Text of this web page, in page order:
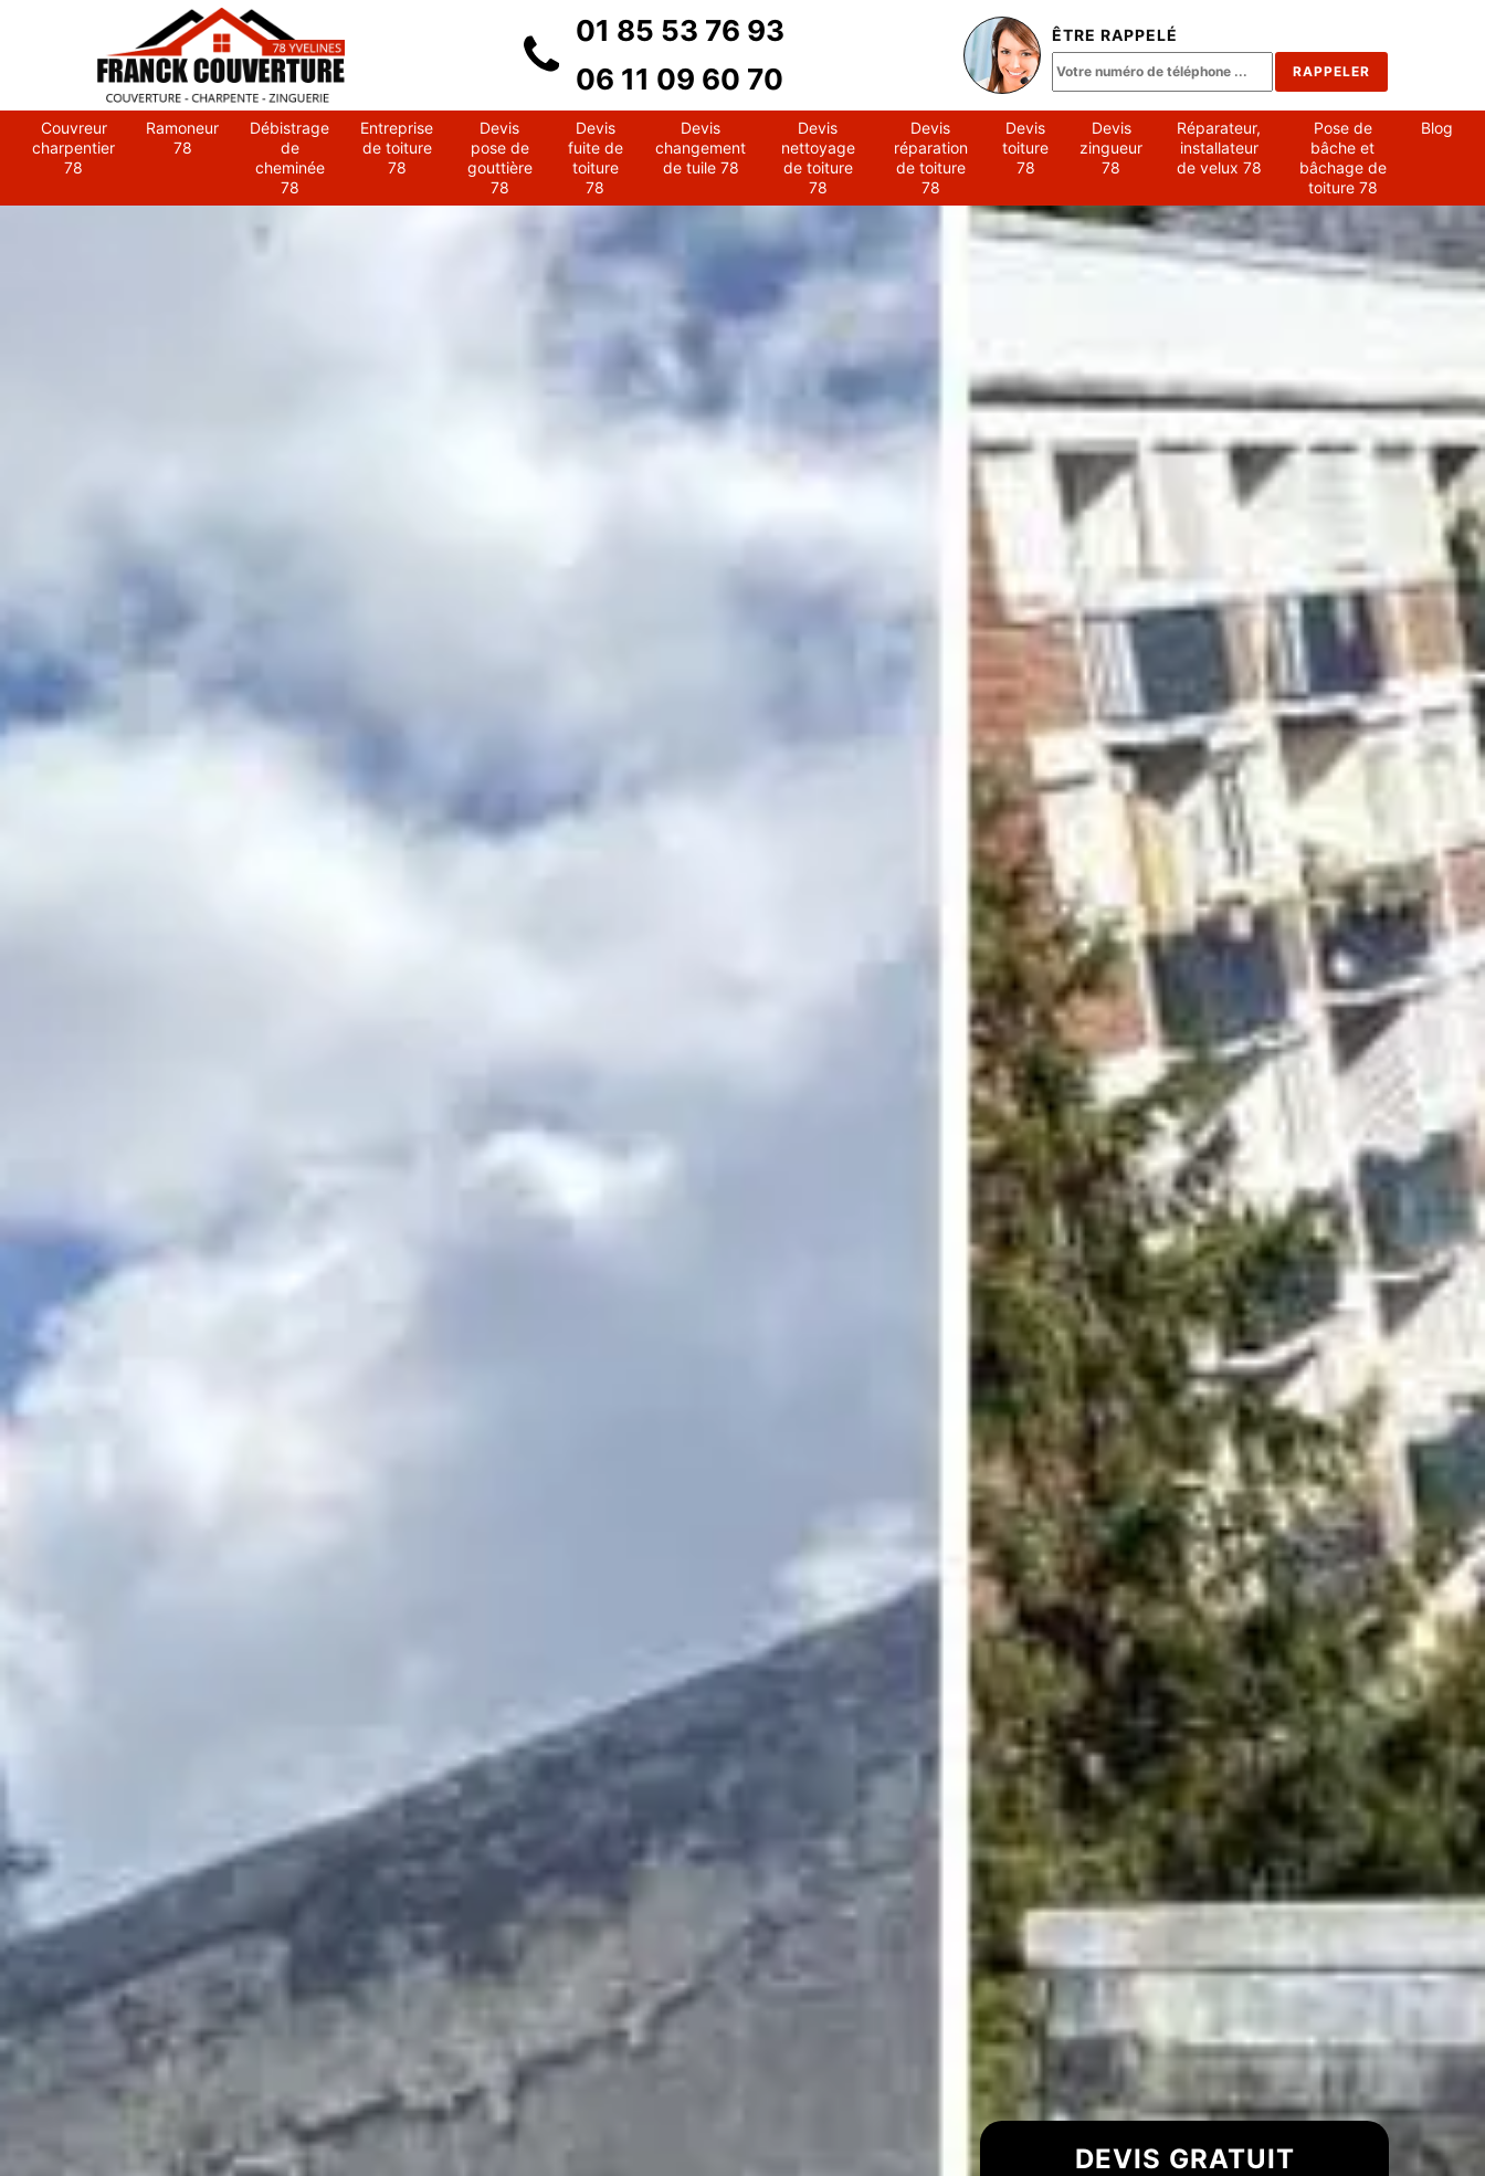
01 85 53 76 93
06 11 09 60 70
ÊTRE RAPPELÉ
Couvreur
charpentier
78
Ramoneur
78
Débistrage
de
cheminée
78
Entreprise
de toiture
78
Devis
pose de
gouttière
78
Devis
fuite de
toiture
78
Devis
changement
de tuile 78
Devis
nettoyage
de toiture
78
Devis
réparation
de toiture
78
Devis
toiture
78
Devis
zingueur
78
Réparateur,
installateur
de velux 78
Pose de
bâche et
bâchage de
toiture 78
Blog
DEVIS GRATUIT